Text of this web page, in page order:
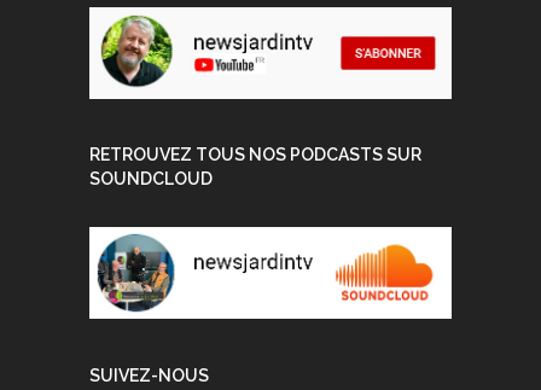
RETROUVEZ TOUS NOS PODCASTS SUR
SOUNDCLOUD
SUIVEZ-NOUS